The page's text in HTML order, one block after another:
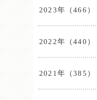
2023年（466）
2022年（440）
2021年（385）